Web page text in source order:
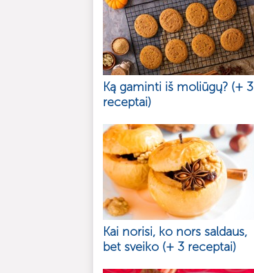
Ką gaminti iš moliūgų? (+ 3
receptai)
Kai norisi, ko nors saldaus,
bet sveiko (+ 3 receptai)